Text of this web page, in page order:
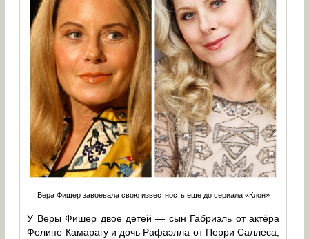
Вера Фишер завоевала свою известность еще до сериала «Клон»
У Веры Фишер двое детей — сын Габриэль от актёра
Фелипе Камарагу и дочь Рафаэлла от Перри Саллеса,